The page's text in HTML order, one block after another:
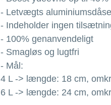
- Letvægts
- Indeholder ingen
- 100% genanvendeligt
- Smagløs og lugtfri
- Mål:
4 L -> længde: 18 cm,
6 L -> længde: 24 cm,